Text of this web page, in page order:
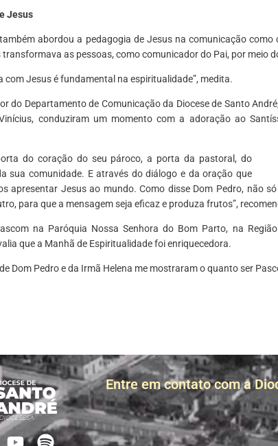
Jesus
abordou a pedagogia de Jesus na comunicação
transformava as pessoas, como comunicador do Pai, por meio
com Jesus é fundamental na espiritualidade”, medita.
do Departamento de Comunicação da Diocese de Santo
conduziram um momento com a adoração ao
do coração do seu pároco, a porta da pastoral, do
sua comunidade. E através do diálogo e da oração que
apresentar Jesus ao mundo. Como disse Dom Pedro, não
para que a mensagem seja eficaz e produza frutos”,
na Paróquia Nossa Senhora do Bom Parto, na
que a Manhã de Espiritualidade foi enriquecedora.
Dom Pedro e da Irmã Helena me mostraram o quanto ser
Entre em contato com a